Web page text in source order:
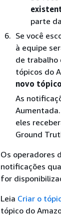
parte
Se você
à equipe
de trabalho
tópicos do
novo tópico
As
eles
Ground
Os operadores
notificações
for
Leia Criar o
tópico do